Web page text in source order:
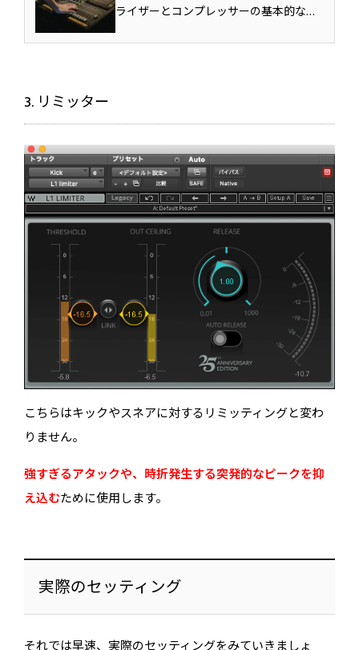
ライザーとコンプレッサーの基本的な用
3. リミッター
こちらはキックやスネアに対するリミッティングと変わ
りません。
強すぎるアタックや、時折発生する突発的なピークを抑
え込むために使用します。
実際のセッティング
それでは早速、実際のセッティングをみていきましょ